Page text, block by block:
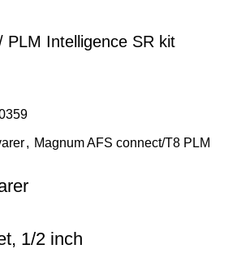
PLM Intelligence SR kit
, Magnum AFS connect/T8 PLM
1/2 inch